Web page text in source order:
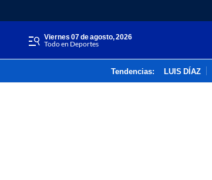
viernes 07 de agosto, 2026
Todo en Deportes
Tendencias: LUIS DÍAZ